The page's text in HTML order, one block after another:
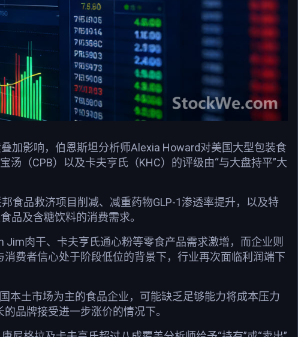
加影响，伯恩斯坦分析师Alexia Howard对美国大型包装食
（CPB）以及卡夫亨氏（KHC）的评级由“与大盘持平”大
食品救济项目削减、减重药物GLP-1渗透率提升，以及特
品及含糖饮料的消费需求。
肉干、卡夫亨氏通心粉等零食产品需求激增，而企业则
费者信心处于阶段低位的背景下，行业再次面临利润端下
本土市场为主的食品企业，可能缺乏足够能力将成本压力
品牌接受进一步涨价的情况下。